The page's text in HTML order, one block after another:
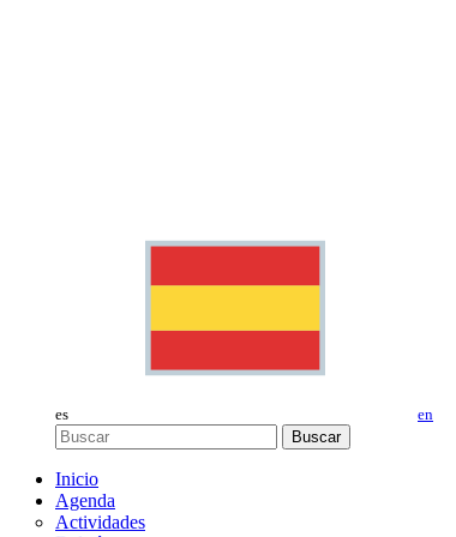
es en
Buscar
Inicio
Agenda
Actividades